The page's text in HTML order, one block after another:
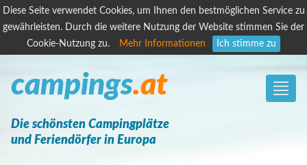
Diese Seite verwendet Cookies, um Ihnen den bestmöglichen Service zu
gewährleisten. Durch die weitere Nutzung der Website stimmen Sie der
Cookie-Nutzung zu.
Mehr Informationen Ich stimme zu
Toggle
campings.at
Die schönsten Campingplätze
und Feriendörfer in Europa